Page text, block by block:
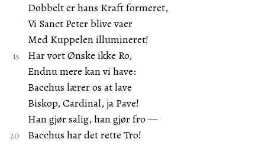
Dobbelt er hans Kraft formeret,
Vi Sanct Peter blive vaer
Med Kuppelen illumineret!
Har vort Ønske ikke Ro,
Endnu mere kan vi have:
Bacchus lærer os at lave
Biskop, Cardinal, ja Pave!
Han gjør salig, han gjør fro —
Bacchus har det rette Tro!